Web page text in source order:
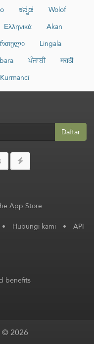
ಕನ್ನಡ
Wolof
Ελληνικά
Akan
Lingala
ਪੰਜਾਬੀ
मराठी
Kurmancî
Daftar
• Hubungi kami • API
benefits
© 2026